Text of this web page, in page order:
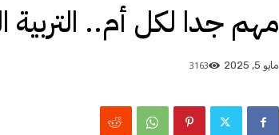
مهم جدا لكل أم.. التربية
مايو 5, 2025 3163